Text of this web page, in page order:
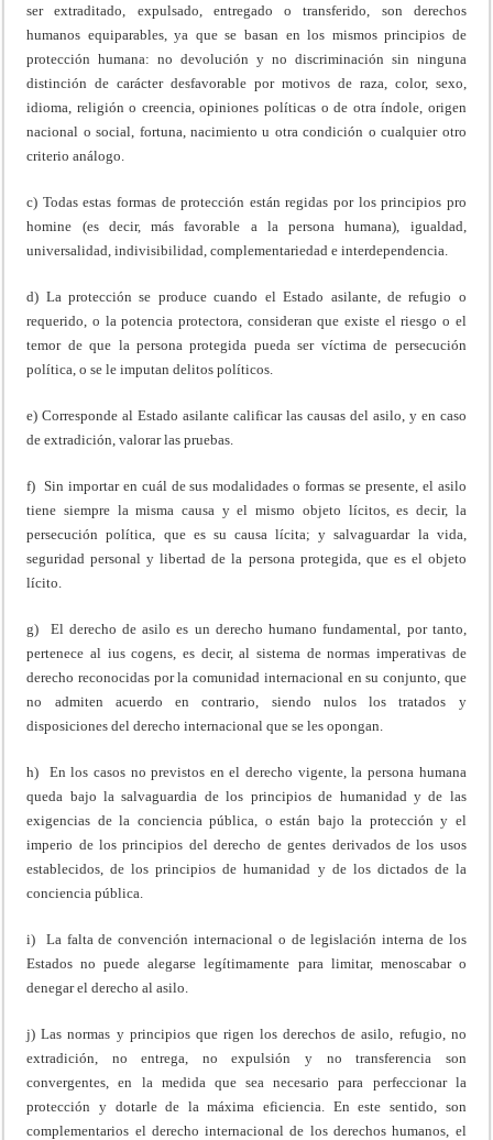
ser extraditado, expulsado, entregado o transferido, son derechos
humanos equiparables, ya que se basan en los mismos principios de
protección humana: no devolución y no discriminación sin ninguna
distinción de carácter desfavorable por motivos de raza, color, sexo,
idioma, religión o creencia, opiniones políticas o de otra índole, origen
nacional o social, fortuna, nacimiento u otra condición o cualquier otro
criterio análogo.
c) Todas estas formas de protección están regidas por los principios pro
homine (es decir, más favorable a la persona humana), igualdad,
universalidad, indivisibilidad, complementariedad e interdependencia.
d) La protección se produce cuando el Estado asilante, de refugio o
requerido, o la potencia protectora, consideran que existe el riesgo o el
temor de que la persona protegida pueda ser víctima de persecución
política, o se le imputan delitos políticos.
e) Corresponde al Estado asilante calificar las causas del asilo, y en caso
de extradición, valorar las pruebas.
f) Sin importar en cuál de sus modalidades o formas se presente, el asilo
tiene siempre la misma causa y el mismo objeto lícitos, es decir, la
persecución política, que es su causa lícita; y salvaguardar la vida,
seguridad personal y libertad de la persona protegida, que es el objeto
lícito.
g) El derecho de asilo es un derecho humano fundamental, por tanto,
pertenece al ius cogens, es decir, al sistema de normas imperativas de
derecho reconocidas por la comunidad internacional en su conjunto, que
no admiten acuerdo en contrario, siendo nulos los tratados y
disposiciones del derecho internacional que se les opongan.
h) En los casos no previstos en el derecho vigente, la persona humana
queda bajo la salvaguardia de los principios de humanidad y de las
exigencias de la conciencia pública, o están bajo la protección y el
imperio de los principios del derecho de gentes derivados de los usos
establecidos, de los principios de humanidad y de los dictados de la
conciencia pública.
i) La falta de convención internacional o de legislación interna de los
Estados no puede alegarse legítimamente para limitar, menoscabar o
denegar el derecho al asilo.
j) Las normas y principios que rigen los derechos de asilo, refugio, no
extradición, no entrega, no expulsión y no transferencia son
convergentes, en la medida que sea necesario para perfeccionar la
protección y dotarle de la máxima eficiencia. En este sentido, son
complementarios el derecho internacional de los derechos humanos, el